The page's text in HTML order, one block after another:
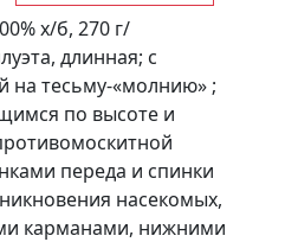
х/б, 270 г/
длинная; с
на тесьму-«молнию» ;
по высоте и
переда и спинки
насекомых,
карманами, нижними